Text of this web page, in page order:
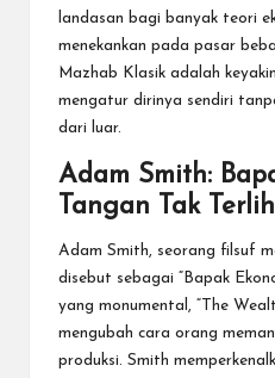
landasan bagi banyak teori
menekankan pada pasar
Mazhab Klasik adalah
mengatur dirinya sendiri
dari luar.
Adam Smith:
Tangan Tak
Adam Smith, seorang filsuf
disebut sebagai “Bapak
yang monumental, “The
mengubah cara orang
produksi. Smith